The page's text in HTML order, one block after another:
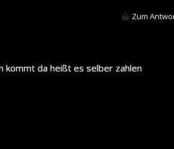
Zum
kommt da heißt es selber zahlen